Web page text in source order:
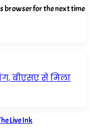
browser for the next time
बीएसए से मिला
Live Ink